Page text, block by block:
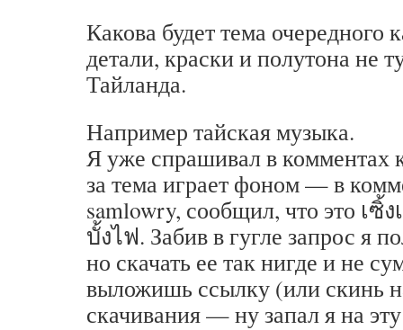
Какова будет тема очередного
детали, краски и полутона не
Тайланда.
Например тайская музыка.
Я уже спрашивал в комментах
за тема играет фоном — в
samlowry, сообщил, что это เ
บั้งไฟ. Забив в гугле запрос я
но скачать ее так нигде и не
выложишь ссылку (или скинь
скачивания — ну запал я на